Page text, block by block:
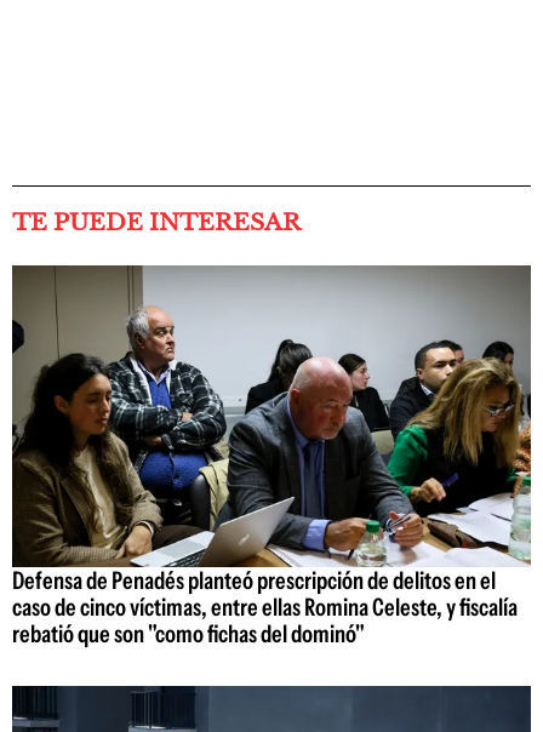
TE PUEDE INTERESAR
Defensa de Penadés planteó prescripción de delitos en el
caso de cinco víctimas, entre ellas Romina Celeste, y fiscalía
rebatió que son "como fichas del dominó"